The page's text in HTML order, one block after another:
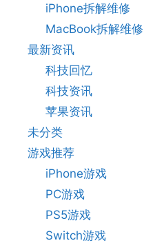
iPhone拆解维修
MacBook拆解维修
最新资讯
科技回忆
科技资讯
苹果资讯
未分类
游戏推荐
iPhone游戏
PC游戏
PS5游戏
Switch游戏